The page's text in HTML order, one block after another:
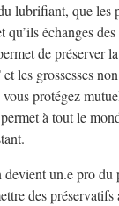
lubrifiant, que les
échanges
de préserver
les grossesses
protégez
à tout le
devient un.e pro
des